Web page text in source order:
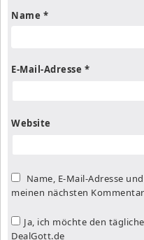
Name *
E-Mail-Adresse *
Website
Name, E-Mail-Adresse
meinen nächsten
Ja, ich möchte den
DealGott.de